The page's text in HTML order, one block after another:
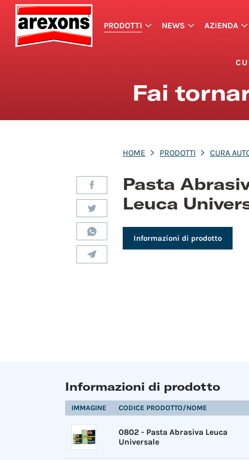
PRODOTTI NEWS AZIENDA
Fai
HOME PRODOTTI CURA
Pasta
Leuca
Informazioni di prodotto
Informazioni di prodotto
IMMAGINE CODICE PRODOTTO/NOME
0802 - Pasta Abrasiva Leuca
Universale